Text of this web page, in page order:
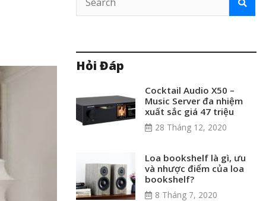
Hỏi Đáp
Cocktail Audio X50 –
Music Server đa nhiệm
xuất sắc giá 47 triệu
28 Tháng 12, 2020
Loa bookshelf là gì, ưu
và nhược điểm của loa
bookshelf?
8 Tháng 7, 2020